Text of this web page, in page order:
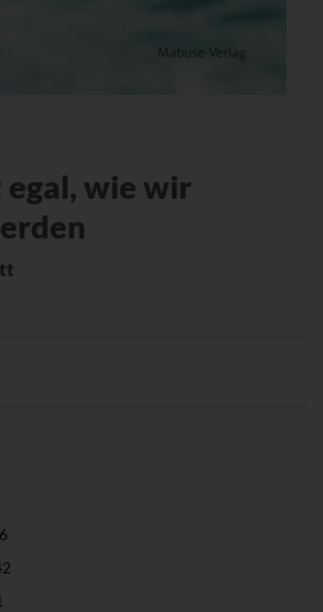
egal, wie wir